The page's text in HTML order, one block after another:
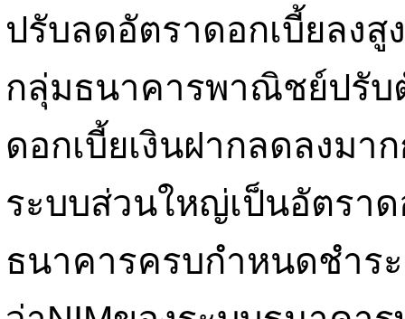
ปรับลดอัตราดอกเบี้ยลงสู
กลุ่มธนาคารพาณิชย์ปรับ
ดอกเบี้ยเงินฝากลดลงมา
ระบบส่วนใหญ่เป็นอัตรา
ธนาคารครบกำหนดชำร